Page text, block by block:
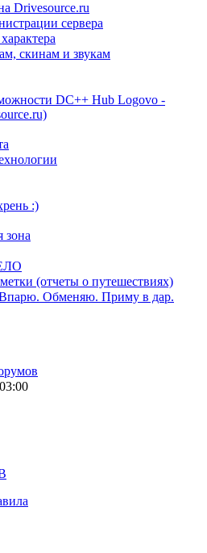
Drivesource.ru
сервера
скинам и звукам
DC++ Hub Logovo -
:)
(отчеты о путешествиях)
Обменяю. Приму в дар.